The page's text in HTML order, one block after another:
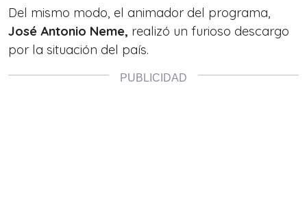
Del mismo modo, el animador del programa,
José Antonio Neme, realizó un furioso descargo
por la situación del país.